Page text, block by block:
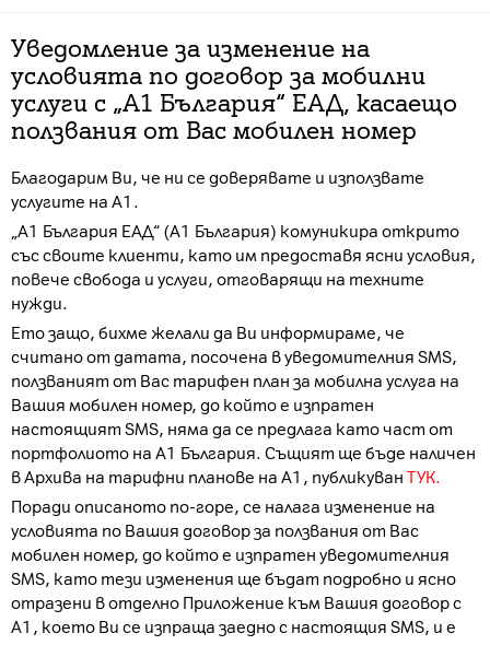
Уведомление за изменение на
условията по договор за мобилни
услуги с „А1 България“ ЕАД, касаещо
ползвания от Вас мобилен номер
Благодарим Ви, че ни се доверявате и използвате
услугите на А1.
„А1 България ЕАД“ (А1 България) комуникира открито
със своите клиенти, като им предоставя ясни условия,
повече свобода и услуги, отговарящи на техните
нужди.
Ето защо, бихме желали да Ви информираме, че
считано от датата, посочена в уведомителния SMS,
ползваният от Вас тарифен план за мобилна услуга на
Вашия мобилен номер, до който е изпратен
настоящият SMS, няма да се предлага като част от
портфолиото на А1 България. Същият ще бъде наличен
в Архива на тарифни планове на А1, публикуван ТУК.
Поради описаното по-горе, се налага изменение на
условията по Вашия договор за ползвания от Вас
мобилен номер, до който е изпратен уведомителния
SMS, като тези изменения ще бъдат подробно и ясно
отразени в отделно Приложение към Вашия договор с
А1, което Ви се изпраща заедно с настоящия SMS, и е